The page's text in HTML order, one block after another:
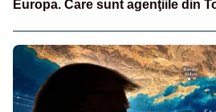
Europa. Care sunt agenţiile din